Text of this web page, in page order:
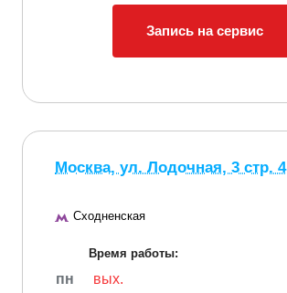
Запись на сервис
Москва, ул. Лодочная, 3 стр. 4
Сходненская
Время работы:
пн
вых.